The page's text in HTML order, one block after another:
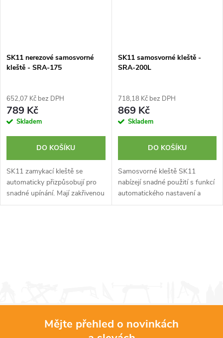
SK11 nerezové samosvorné
kleště - SRA-175
652,07 Kč bez DPH
789 Kč
Skladem
DO KOŠÍKU
SK11 zamykací kleště se
automaticky přizpůsobují pro
snadné upínání. Mají zakřivenou
čelist, celkovou délku 172 mm a
SK11 samosvorné kleště -
SRA-200L
718,18 Kč bez DPH
869 Kč
Skladem
DO KOŠÍKU
Samosvorné kleště SK11
nabízejí snadné použití s funkcí
automatického nastavení a
dlouhými čelistmi pro úzké
Mějte přehled o novinkách